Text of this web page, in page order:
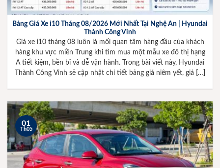
Bảng Giá Xe i10 Tháng 08/2026 Mới Nhất Tại Nghệ An | Hyundai
Thành Công Vinh
Giá xe i10 tháng 08 luôn là mối quan tâm hàng đầu của khách
hàng khu vực miền Trung khi tìm mua một mẫu xe đô thị hạng
A tiết kiệm, bền bỉ và dễ vận hành. Trong bài viết này, Hyundai
Thành Công Vinh sẽ cập nhật chi tiết bảng giá niêm yết, giá […]
01
Th05